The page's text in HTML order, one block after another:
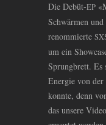
Die Debüt-EP
Schwärmen
renommierte
um ein
Sprungbrett. Es
Energie von
konnte, denn
das unsere